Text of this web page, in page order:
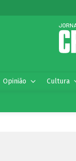
Opinião Cultura